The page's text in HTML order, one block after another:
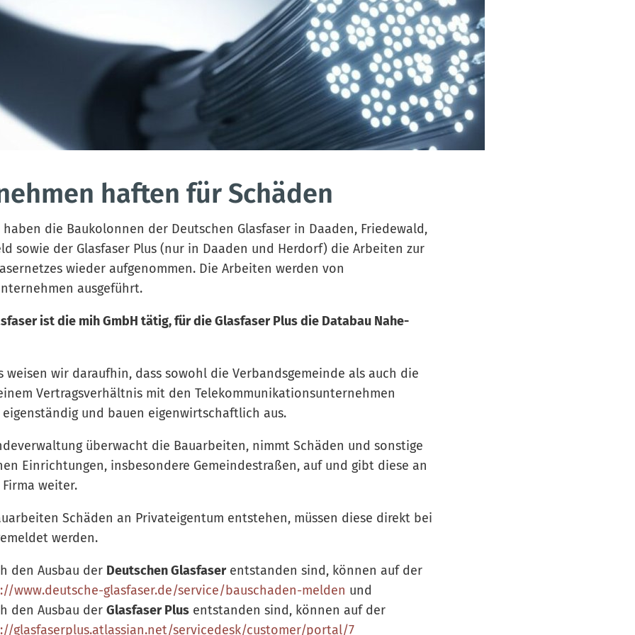
haften für Schäden
die Baukolonnen der Deutschen Glasfaser in Daaden, Friedewald,
sowie der Glasfaser Plus (nur in Daaden und Herdorf) die Arbeiten zur
wieder aufgenommen. Die Arbeiten werden von
ausgeführt.
ist die mih GmbH tätig, für die Glasfaser Plus die Databau Nahe-
weisen wir daraufhin, dass sowohl die Verbandsgemeinde als auch die
Vertragsverhältnis mit den Telekommunikationsunternehmen
und bauen eigenwirtschaftlich aus.
überwacht die Bauarbeiten, nimmt Schäden und sonstige
Einrichtungen, insbesondere Gemeindestraßen, auf und gibt diese an
weiter.
Schäden an Privateigentum entstehen, müssen diese direkt bei
werden.
den Ausbau der Deutschen Glasfaserentstanden sind, können auf der
www.deutsche-glasfaser.de/service/bauschaden-melden und
den Ausbau der Glasfaser Plusentstanden sind, können auf der
glasfaserplus.atlassian.net/servicedesk/customer/portal/7